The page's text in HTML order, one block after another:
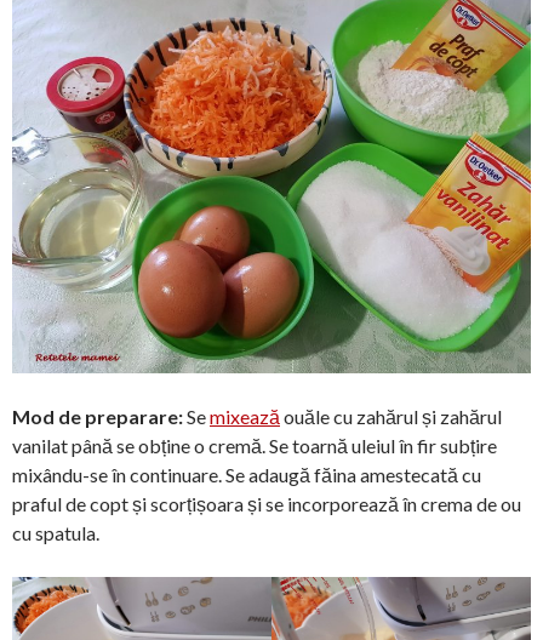
Mod de preparare:Semixează ouăle cu zahărul și zahărul
vanilat până se obține o cremă. Se toarnă uleiul în fir subțire
mixându-se în continuare. Se adaugă făina amestecată cu
praful de copt și scorțișoara și se incorporează în crema de ou
cu spatula.